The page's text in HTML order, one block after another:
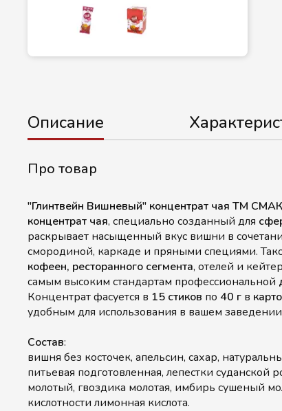
Описание
Про товар
"Глинтвейн Вишневый" концентрат чая ТМ
концентрат чая, специально созданный для
раскрывает насыщенный вкус вишни в
смородиной, каркаде и пряными специями.
кофеен, ресторанного сегмента, отелей и
самым высоким стандартам профессиональной
Концентрат фасуется в 15 стиков по 40 г в
удобным для использования в вашем
Состав:
вишня без косточек, апельсин, сахар,
питьевая подготовленная, лепестки суданской
молотый, гвоздика молотая, имбирь сушеный
кислотности лимонная кислота.